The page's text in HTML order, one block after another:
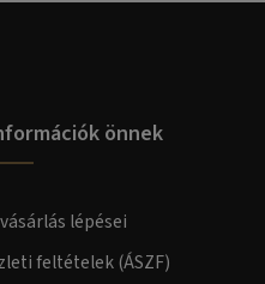
önnek
lépései
feltételek (ÁSZF)